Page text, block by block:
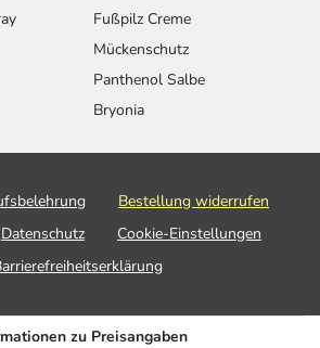
Fußpilz Creme
Mückenschutz
Panthenol Salbe
Bryonia
Bestellung widerrufen
Datenschutz
Cookie-Einstellungen
zu Preisangaben